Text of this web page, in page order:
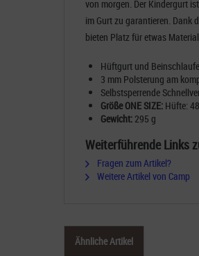
von morgen. Der Kindergurt
im Gurt zu garantieren. Dank
bieten Platz für etwas
Hüftgurt und
3 mm Polsterung am
Selbstsperrende
Größe ONE SIZE: Hüfte:
Gewicht: 295 g
Weiterführende Links
Fragen zum Artikel?
Weitere Artikel von Camp
Ähnliche Artikel